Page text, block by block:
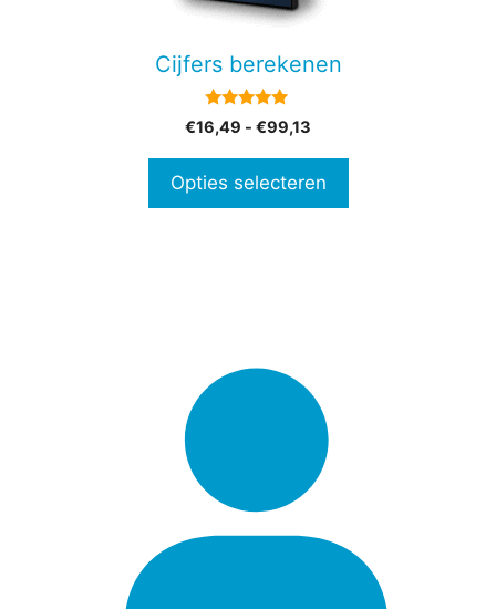
Cijfers berekenen
5.00
van 5
€16,49 - €99,13
€99,13
Opties selecteren
productpagina